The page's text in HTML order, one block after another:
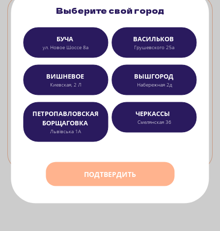
Хэнд Ролл с тунцом
тунец, краб-крем, огурец, сыр сливочный, салат айсберг, рис, нори
279
Выберите свой город
БУЧА
ул. Новое Шоссе 8а
ВАСИЛЬКОВ
Грушевского 25а
ВИШНЕВОЕ
Киевская, 2 Л
ВЫШГОРОД
Набережная 2д
ПЕТРОПАВЛОВСКАЯ
БОРЩАГОВКА
Львівська 1А
ЧЕРКАССЫ
Смелянская 36
ПОДТВЕРДИТЬ